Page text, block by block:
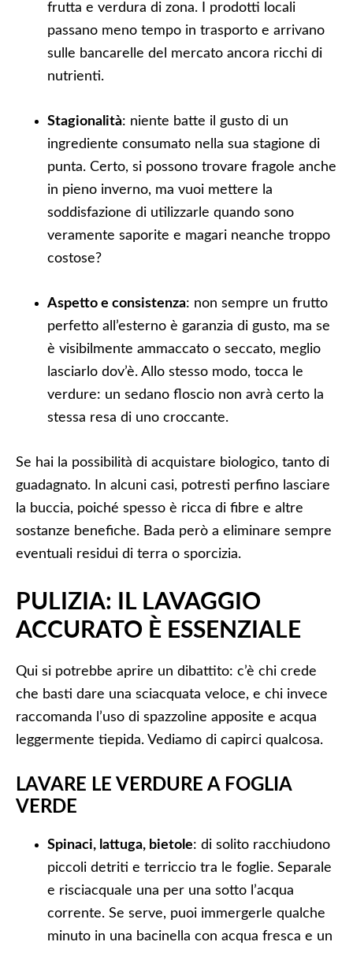
frutta e verdura di zona. I prodotti locali
passano meno tempo in trasporto e arrivano
sulle bancarelle del mercato ancora ricchi di
nutrienti.
Stagionalità: niente batte il gusto di un
ingrediente consumato nella sua stagione di
punta. Certo, si possono trovare fragole anche
in pieno inverno, ma vuoi mettere la
soddisfazione di utilizzarle quando sono
veramente saporite e magari neanche troppo
costose?
Aspetto e consistenza: non sempre un frutto
perfetto all’esterno è garanzia di gusto, ma se
è visibilmente ammaccato o seccato, meglio
lasciarlo dov’è. Allo stesso modo, tocca le
verdure: un sedano floscio non avrà certo la
stessa resa di uno croccante.
Se hai la possibilità di acquistare biologico, tanto di
guadagnato. In alcuni casi, potresti perfino lasciare
la buccia, poiché spesso è ricca di fibre e altre
sostanze benefiche. Bada però a eliminare sempre
eventuali residui di terra o sporcizia.
PULIZIA: IL LAVAGGIO
ACCURATO È ESSENZIALE
Qui si potrebbe aprire un dibattito: c’è chi crede
che basti dare una sciacquata veloce, e chi invece
raccomanda l’uso di spazzoline apposite e acqua
leggermente tiepida. Vediamo di capirci qualcosa.
LAVARE LE VERDURE A FOGLIA
VERDE
Spinaci, lattuga, bietole: di solito racchiudono
piccoli detriti e terriccio tra le foglie. Separale
e risciacquale una per una sotto l’acqua
corrente. Se serve, puoi immergerle qualche
minuto in una bacinella con acqua fresca e un